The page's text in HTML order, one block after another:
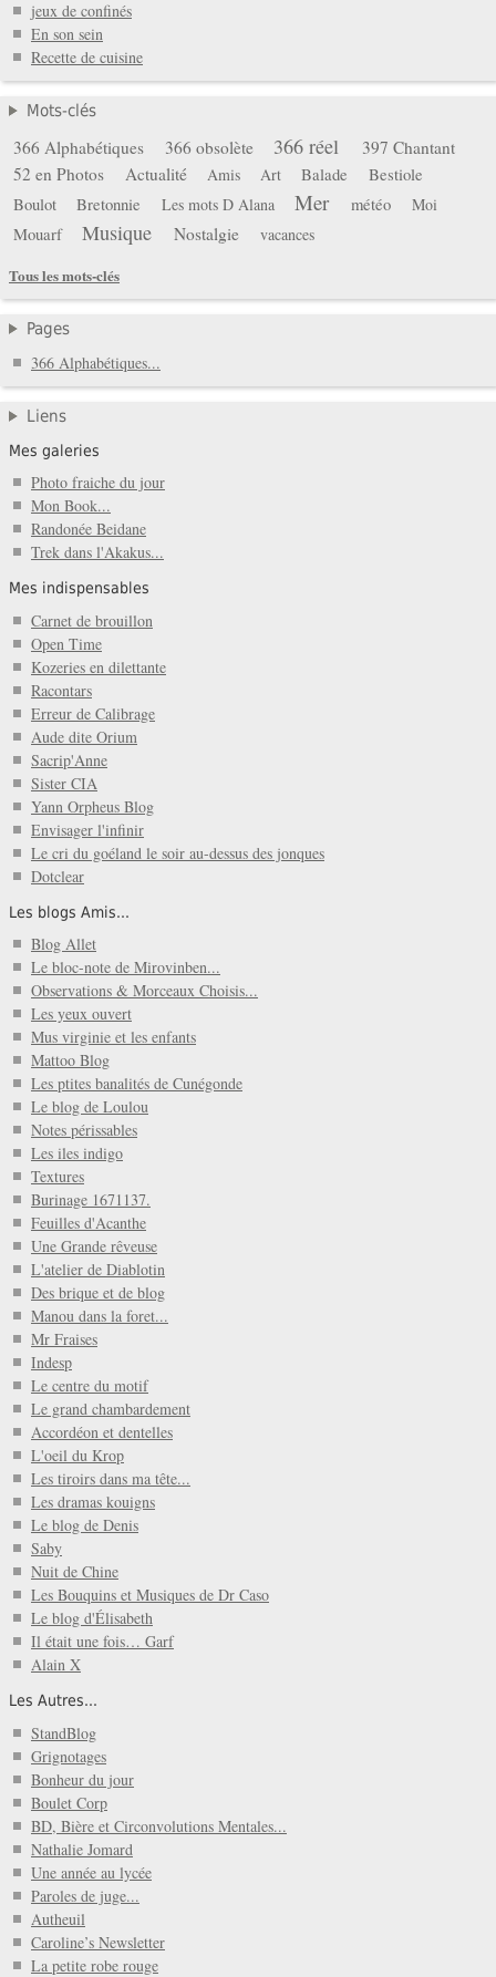
jeux de confinés
En son sein
Recette de cuisine
Mots-clés
366 Alphabétiques 366 obsolète 366 réel
397 Chantant
52 en Photos
Actualité Amis Art Balade
Bestiole
Boulot
Bretonnie Les mots D Alana Mer météo Moi
Mouarf Musique Nostalgie
vacances
Tous les mots-clés
Pages
366 Alphabétiques...
Liens
Mes galeries
Photo fraiche du jour
Mon Book...
Randonée Beidane
Trek dans l'Akakus...
Mes indispensables
Carnet de brouillon
Open Time
Kozeries en dilettante
Racontars
Erreur de Calibrage
Aude dite Orium
Sacrip'Anne
Sister CIA
Yann Orpheus Blog
Envisager l'infinir
Le cri du goéland le soir au-dessus des jonques
Dotclear
Les blogs Amis...
Blog Allet
Le bloc-note de Mirovinben...
Observations & Morceaux Choisis...
Les yeux ouvert
Mus virginie et les enfants
Mattoo Blog
Les ptites banalités de Cunégonde
Le blog de Loulou
Notes périssables
Les iles indigo
Textures
Burinage 1671137.
Feuilles d'Acanthe
Une Grande rêveuse
L'atelier de Diablotin
Des brique et de blog
Manou dans la foret...
Mr Fraises
Indesp
Le centre du motif
Le grand chambardement
Accordéon et dentelles
L'oeil du Krop
Les tiroirs dans ma tête...
Les dramas kouigns
Le blog de Denis
Saby
Nuit de Chine
Les Bouquins et Musiques de Dr Caso
Le blog d'Élisabeth
Il était une fois… Garf
Alain X
Les Autres...
StandBlog
Grignotages
Bonheur du jour
Boulet Corp
BD, Bière et Circonvolutions Mentales...
Nathalie Jomard
Une année au lycée
Paroles de juge...
Autheuil
Caroline’s Newsletter
La petite robe rouge